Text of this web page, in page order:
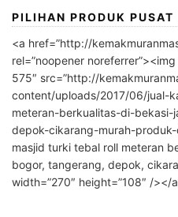
PILIHAN PRODUK
<a href=”http://
rel=”noopener
575″ src=”http://
content/uploads/2017/06/jual-
meteran-berkualitas-di-
depok-cikarang-murah-
masjid turki tebal roll meteran
bogor, tangerang, depok,
width=”270″ height=”108″ /></